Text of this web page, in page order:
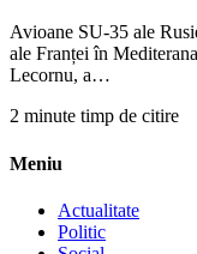
Avioane SU-35 ale
ale Franței în
Lecornu, a…
2 minute timp de citire
Meniu
Actualitate
Politic